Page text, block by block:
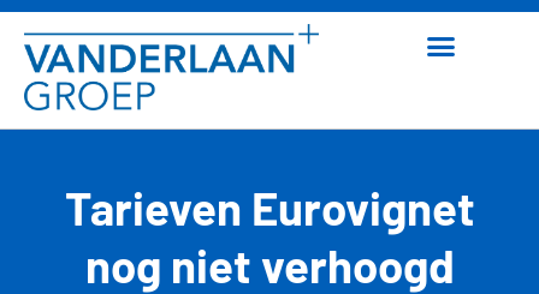
Tarieven Eurovignet
nog niet verhoogd